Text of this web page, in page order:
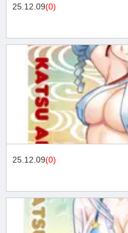
25.12.09(0)
25.12.09(0)